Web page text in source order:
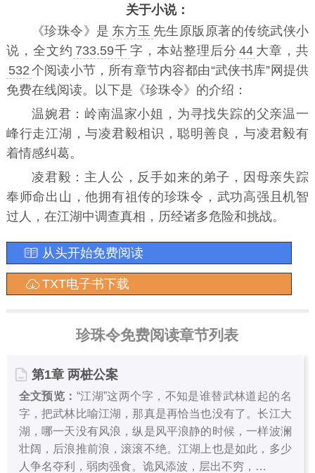
关于小说：
《珍珠令 》是 东方玉 先生原版原著的传统武侠小
说，全文约 733.59千 字，本站整理后分 44 大章，共
532 个阅读小节，所有章节内容都由“武侠书库”网提供
免费在线阅读。以下是《珍珠令》的介绍：
温婉君：岭南温家小姐，为寻找失踪的父亲温一
峰行走江湖，与凌君毅相识，聪明善良，与凌君毅有
着情感纠葛。
凌君毅：主人公，反手如来的弟子，因母亲失踪
奉师命出山，他拥有祖传的珍珠令，武功高强且机智
过人，在江湖中调查真相，历经诸多危险和挑战。
从头开始免费阅读
TXT电子书下载
珍珠令免费阅读章节列表
第1章 两桩公案
全文预览： “江湖”这两个字，不知是谁替武林道起的名
字，把武林比喻江湖，那真是再恰当也没有了。长江大
湖，哪一天没有风浪，纵是风平浪静的时候，一样波澜
壮阔，后浪推前浪，滚滚不绝。江湖上也是如此，多少
人争名夺利，弱肉强食。诡风添波，层出不穷，…